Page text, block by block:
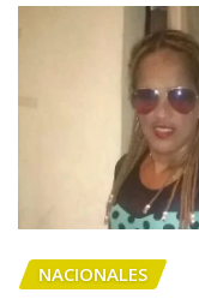
NACIONALES